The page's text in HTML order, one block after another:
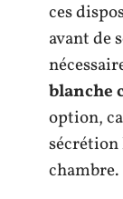
ces
avant de
blanche
option,
sécrétion
chambre.